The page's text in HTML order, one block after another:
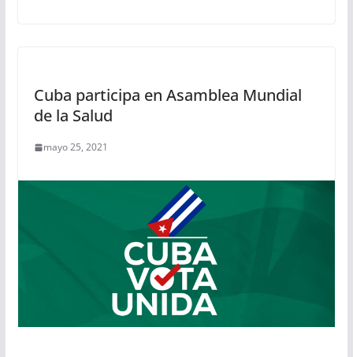
Cuba participa en Asamblea Mundial
de la Salud
mayo 25, 2021